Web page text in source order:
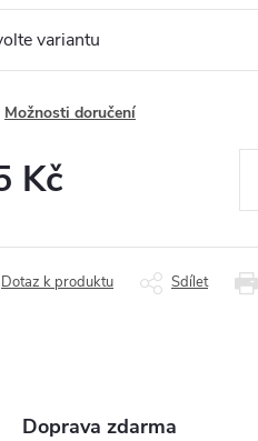
Možnosti doručení
Kč
Dotaz k produktu Sdílet
Doprava zdarma